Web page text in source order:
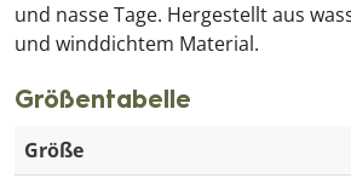
und nasse Tage. Hergestellt aus
und winddichtem Material.
Größentabelle
Größe